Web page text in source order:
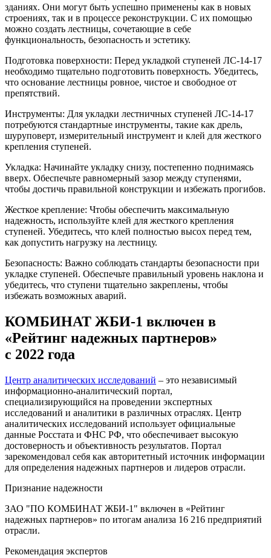
зданиях. Они могут быть успешно применены как в новых
строениях, так и в процессе реконструкции. С их помощью
можно создать лестницы, сочетающие в себе
функциональность, безопасность и эстетику.
Подготовка поверхности: Перед укладкой ступеней ЛС-14-17
необходимо тщательно подготовить поверхность. Убедитесь,
что основание лестницы ровное, чистое и свободное от
препятствий.
Инструменты: Для укладки лестничных ступеней ЛС-14-17
потребуются стандартные инструменты, такие как дрель,
шуруповерт, измерительный инструмент и клей для жесткого
крепления ступеней.
Укладка: Начинайте укладку снизу, постепенно поднимаясь
вверх. Обеспечьте равномерный зазор между ступенями,
чтобы достичь правильной конструкции и избежать прогибов.
Жесткое крепление: Чтобы обеспечить максимальную
надежность, используйте клей для жесткого крепления
ступеней. Убедитесь, что клей полностью высох перед тем,
как допустить нагрузку на лестницу.
Безопасность: Важно соблюдать стандарты безопасности при
укладке ступеней. Обеспечьте правильный уровень наклона и
убедитесь, что ступени тщательно закреплены, чтобы
избежать возможных аварий.
КОМБИНАТ ЖБИ-1 включен в
«Рейтинг надежных партнеров»
с 2022 года
Центр аналитических исследований – это независимый
информационно-аналитический портал,
специализирующийся на проведении экспертных
исследований и аналитики в различных отраслях. Центр
аналитических исследований использует официальные
данные Росстата и ФНС РФ, что обеспечивает высокую
достоверность и объективность результатов. Портал
зарекомендовал себя как авторитетный источник информации
для определения надежных партнеров и лидеров отрасли.
Признание надежности
ЗАО "ПО КОМБИНАТ ЖБИ-1" включен в «Рейтинг
надежных партнеров» по итогам анализа 16 216 предприятий
отрасли.
Рекомендация экспертов